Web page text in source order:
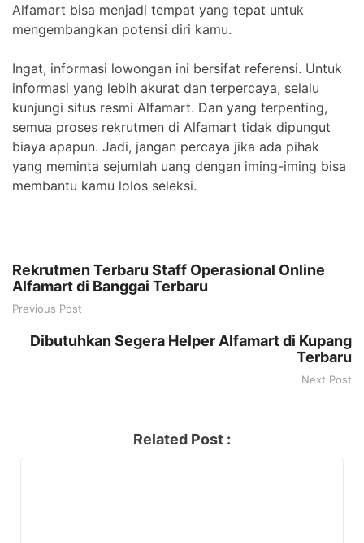
Alfamart bisa menjadi tempat yang tepat untuk
mengembangkan potensi diri kamu.
Ingat, informasi lowongan ini bersifat referensi. Untuk
informasi yang lebih akurat dan terpercaya, selalu
kunjungi situs resmi Alfamart. Dan yang terpenting,
semua proses rekrutmen di Alfamart tidak dipungut
biaya apapun. Jadi, jangan percaya jika ada pihak
yang meminta sejumlah uang dengan iming-iming bisa
membantu kamu lolos seleksi.
Rekrutmen Terbaru Staff Operasional Online
Alfamart di Banggai Terbaru
Previous Post
Dibutuhkan Segera Helper Alfamart di Kupang
Terbaru
Next Post
Related Post :